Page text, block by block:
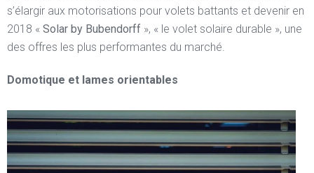
s’élargir aux motorisations pour volets battants et devenir en
2018 « Solar by Bubendorff », « le volet solaire durable », une
des offres les plus performantes du marché.
Domotique et lames orientables